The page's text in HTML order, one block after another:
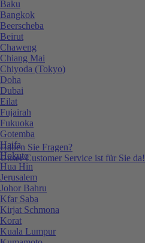
Haben Sie Fragen?
Unser Customer Service ist für Sie da!
Baku
Bangkok
Beerscheba
Beirut
Chaweng
Chiang Mai
Chiyoda (Tokyo)
Doha
Dubai
Eilat
Fujairah
Fukuoka
Gotemba
Haifa
Hokuto
Hua Hin
Jerusalem
Johor Bahru
Kfar Saba
Kirjat Schmona
Korat
Kuala Lumpur